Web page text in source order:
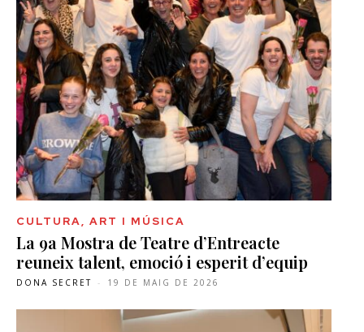
CULTURA, ART I MÚSICA
La 9a Mostra de Teatre d’Entreacte
reuneix talent, emoció i esperit d’equip
DONA SECRET - 19 DE MAIG DE 2026